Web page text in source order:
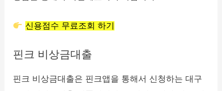
신용점수 무료조회 하기
핀크 비상금대출
핀크 비상금대출은 핀크앱을 통해서 신청하는 대구